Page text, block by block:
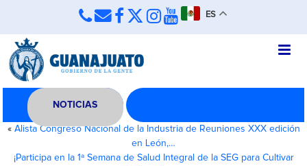
ES
NOTICIAS
« Alista Congreso Nacional de la Industria de Reuniones XXX edición
en León,…
¡Participa en la 1ª Semana de Salud Integral de la SEG para Cultivar